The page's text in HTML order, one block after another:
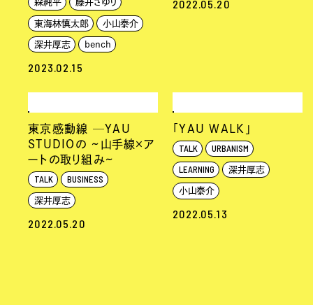
森純平 藤井さゆり
東海林慎太郎 小山泰介
深井厚志 bench
2023.02.15
2022.05.20
東京感動線 ─YAU
STUDIOの ~山手線×ア
ートの取り組み~
TALK
BUSINESS
深井厚志
2022.05.20
「YAU WALK」
TALK
URBANISM
LEARNING
深井厚志
小山泰介
2022.05.13